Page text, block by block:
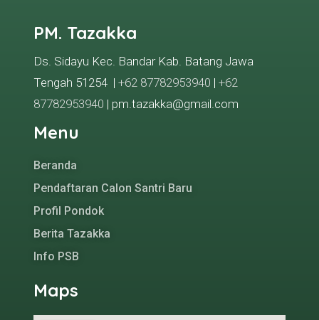
PM. Tazakka
Ds. Sidayu Kec. Bandar Kab. Batang Jawa
Tengah 51254 | +62 87782953940 | +62
87782953940 | pm.tazakka@gmail.com
Menu
Beranda
Pendaftaran Calon Santri Baru
Profil Pondok
Berita Tazakka
Info PSB
Maps